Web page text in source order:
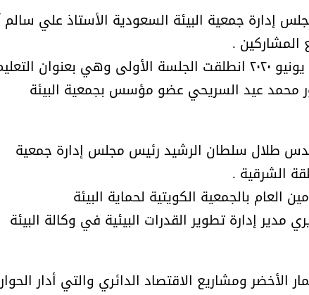
إدارة جمعية البيئة السعودية الأستاذ علي سالم
.
وفي اليوم الثاني للمنتدى مساء الخميس ١٨ يونيو ٢٠٢٠ انطلقت الجلسة الأولى وهي بعنوان
محمد عيد السريحي عضو مؤسس بجمعية البيئة
طلال سلطان الرشيد رئيس مجلس إدارة جمعية
الشرقية .
العام بالجمعية الكويتية لحماية البيئة
مدير إدارة تطوير القدرات البيئية في وكالة البيئة
الأخضر ومشاريع الاقتصاد الدائري والتي أدار الحوار
أ.د. فهد المغلوث ) ..
المستحيل
النسخة الخامسة